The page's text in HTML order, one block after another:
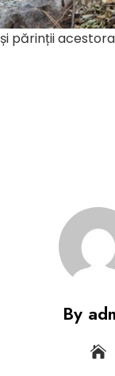
părinții acestora
By